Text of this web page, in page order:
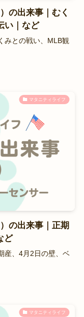
の出来事｜むく
い｜など
みとの戦い、MLB観
マタニティライフ
の出来事｜正期
ど
産、4月2日の壁、ベ
マタニティライフ